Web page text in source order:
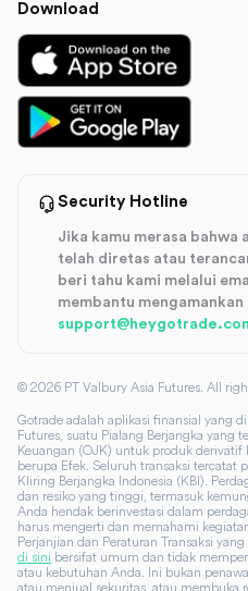
Download
Security Hotline
Jika kamu merasa bahwa
telah diretas atau
beri tahu kami melalui
membantu mengamankan
© 2026 PT Valbury Asia Futures. All
Gotrade adalah aplikasi finansial yang
Futures, suatu Pialang Berjangka yang
Keuangan (OJK) untuk produk derivatif
berupa Efek. Seluruh transaksi tercatat
Kliring Berjangka Indonesia (KBI).
dan resiko yang tinggi, termasuk
Anda hendak berinvestasi dalam
harus mengerti dan memahami
Perjanjian dan Peraturan Transaksi
di sini bersifat umum dan tidak
atau kebutuhan Anda. Ini bukan
atau menjual sekuritas, atau membuka